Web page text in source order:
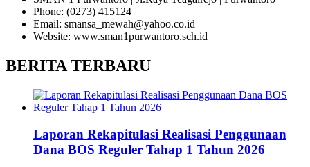
Phone: (0273) 415124
Email: smansa_mewah@yahoo.co.id
Website: www.sman1purwantoro.sch.id
BERITA TERBARU
Laporan Rekapitulasi Realisasi Penggunaan
Dana BOS Reguler Tahap 1 Tahun 2026